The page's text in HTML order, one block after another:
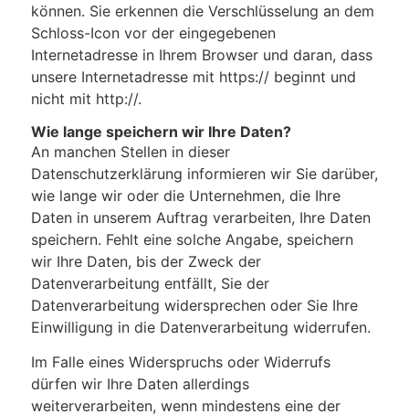
können. Sie erkennen die Verschlüsselung an dem
Schloss-Icon vor der eingegebenen
Internetadresse in Ihrem Browser und daran, dass
unsere Internetadresse mit https:// beginnt und
nicht mit http://.
Wie lange speichern wir Ihre Daten?
An manchen Stellen in dieser
Datenschutzerklärung informieren wir Sie darüber,
wie lange wir oder die Unternehmen, die Ihre
Daten in unserem Auftrag verarbeiten, Ihre Daten
speichern. Fehlt eine solche Angabe, speichern
wir Ihre Daten, bis der Zweck der
Datenverarbeitung entfällt, Sie der
Datenverarbeitung widersprechen oder Sie Ihre
Einwilligung in die Datenverarbeitung widerrufen.
Im Falle eines Widerspruchs oder Widerrufs
dürfen wir Ihre Daten allerdings
weiterverarbeiten, wenn mindestens eine der